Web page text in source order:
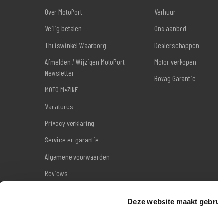
Deze website maakt
Over MotoPort
Veilig betalen
Thuiswinkel Waarborg
Afmelden / Wijzigen MotoPort
Newsletter
MOTO M•ZINE
Vacatures
Privacy verklaring
Service en garantie
Algemene voorwaarden
Reviews
Verhuur
Ons aanbod
Dealerschappen
Motor verkopen
Bovag Garantie